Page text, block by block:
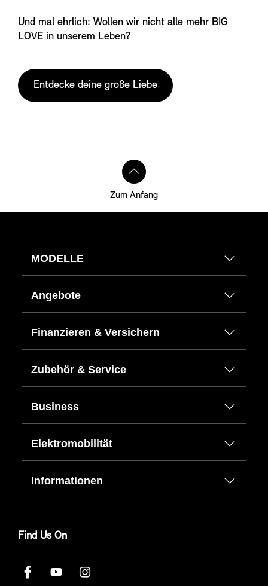
Und mal ehrlich: Wollen wir nicht alle mehr BIG
LOVE in unserem Leben?
Entdecke deine große Liebe
Zum Anfang
MODELLE
Angebote
Finanzieren & Versichern
Zubehör & Service
Business
Elektromobilität
Informationen
Find Us On